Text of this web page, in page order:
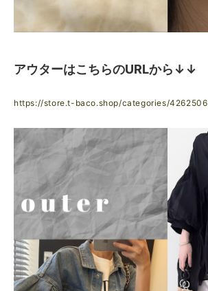
アウターはこちらのURLから↓↓
https://store.t-baco.shop/categories/4262506